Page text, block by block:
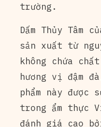
trường.
Dấm Thủy Tâm
sản xuất từ
không chứa
hương vị đậm
phẩm này được
trong ẩm thực
đánh giá cao